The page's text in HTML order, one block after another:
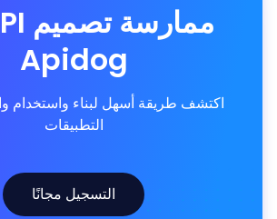
Apidog
اكتشف طريقة أسهل لبناء واستخدام
التطبيقات
التسجيل مجانًا